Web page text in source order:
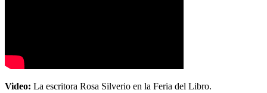
Video: La escritora Rosa Silverio en la Feria del Libro.